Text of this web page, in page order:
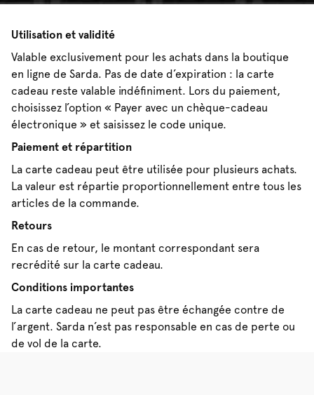
Utilisation et validité
Valable exclusivement pour les achats dans la boutique
en ligne de Sarda. Pas de date d’expiration : la carte
cadeau reste valable indéfiniment. Lors du paiement,
choisissez l’option « Payer avec un chèque-cadeau
électronique » et saisissez le code unique.
Paiement et répartition
La carte cadeau peut être utilisée pour plusieurs achats.
La valeur est répartie proportionnellement entre tous les
articles de la commande.
Retours
En cas de retour, le montant correspondant sera
recrédité sur la carte cadeau.
Conditions importantes
La carte cadeau ne peut pas être échangée contre de
l’argent. Sarda n’est pas responsable en cas de perte ou
de vol de la carte.